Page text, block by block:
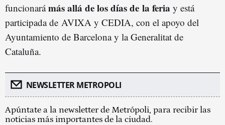
funcionarámás allá de los días de la feria y está
participada de AVIXA y CEDIA, con el apoyo del
Ayuntamiento de Barcelona y la Generalitat de
Cataluña.
NEWSLETTER METROPOLI
Apúntate a la newsletter de Metrópoli, para recibir las
noticias más importantes de la ciudad.